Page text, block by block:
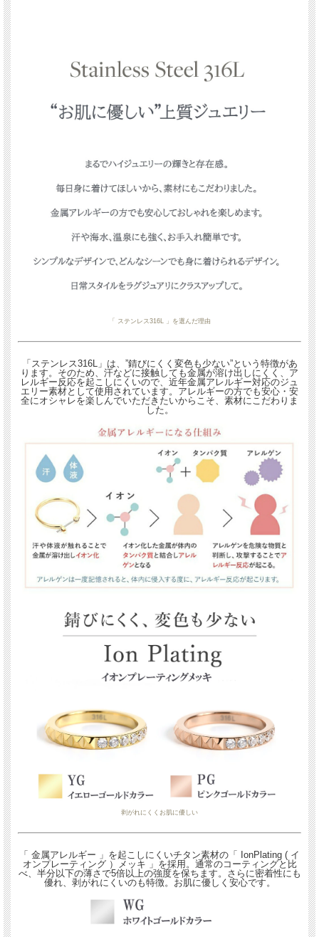
「 ステンレス316L 」を選んだ理由
「ステンレス316L」は、”錆びにくく変色も少ない”という特徴があ
ります。そのため、汗などに接触しても金属が溶け出しにくく、ア
レルギー反応を起こしにくいので、近年金属アレルギー対応のジュ
エリー素材として使用されています。アレルギーの方でも安心・安
全にオシャレを楽しんでいただきたいからこそ、素材にこだわりま
した。
剥がれにくくお肌に優しい
「 金属アレルギー 」を起こしにくいチタン素材の「 IonPlating ( イ
オンプレーティング ）メッキ 」を採用。通常のコーティングと比
べ、半分以下の薄さで5倍以上の強度を保ちます。さらに密着性にも
優れ、剥がれにくいのも特徴。お肌に優しく安心です。